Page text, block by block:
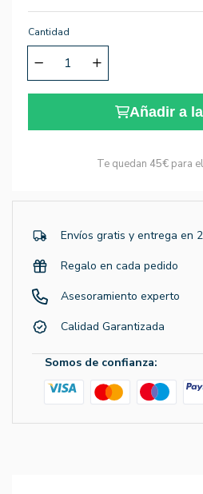
Cantidad
Añadir a
Te quedan 45€ para
Envíos gratis y entrega en
Regalo en cada pedido
Asesoramiento experto
Calidad Garantizada
Somos de confianza: